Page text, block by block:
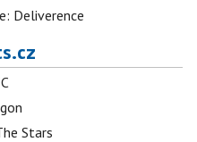
Deliverence
Stars